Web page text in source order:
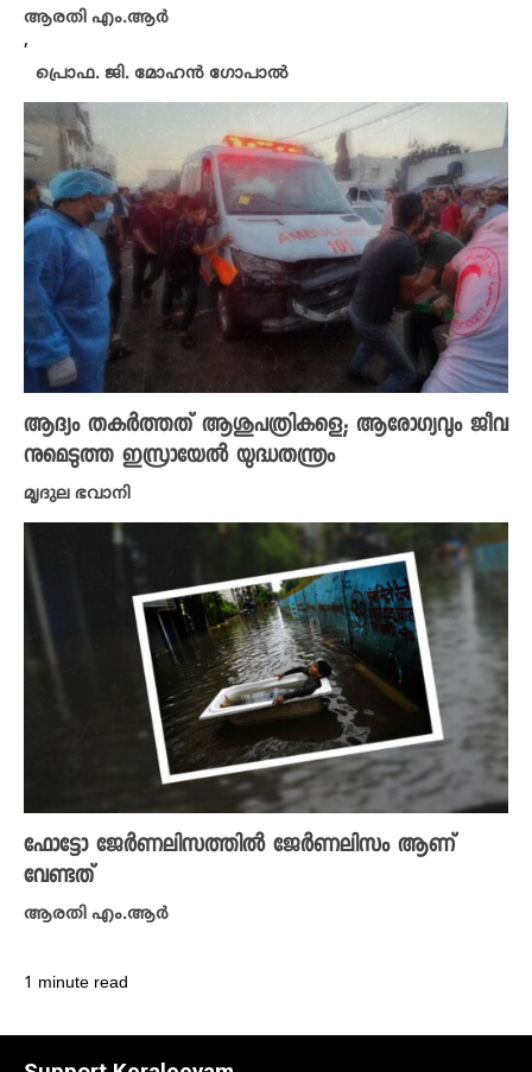
ആരതി എം.ആർ
,
പ്രൊഫ. ജി. മോഹൻ ഗോപാൽ
ആദ്യം തകർത്തത് ആശുപത്രികളെ; ആരോഗ്യവും ജീവ
നുമെടുത്ത ഇസ്രായേൽ യുദ്ധതന്ത്രം
മൃദുല ഭവാനി
ഫോട്ടോ ജേർണലിസത്തിൽ ജേർണലിസം ആണ്
വേണ്ടത്
ആരതി എം.ആർ
1 minute read